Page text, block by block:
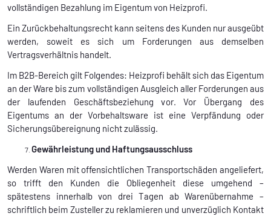
vollständigen Bezahlung im Eigentum von Heizprofi.
Ein Zurückbehaltungsrecht kann seitens des Kunden nur ausgeübt
werden, soweit es sich um Forderungen aus demselben
Vertragsverhältnis handelt.
Im B2B-Bereich gilt Folgendes: Heizprofi behält sich das Eigentum
an der Ware bis zum vollständigen Ausgleich aller Forderungen aus
der laufenden Geschäftsbeziehung vor. Vor Übergang des
Eigentums an der Vorbehaltsware ist eine Verpfändung oder
Sicherungsübereignung nicht zulässig.
Gewährleistung und Haftungsausschluss
Werden Waren mit offensichtlichen Transportschäden angeliefert,
so trifft den Kunden die Obliegenheit diese umgehend –
spätestens innerhalb von drei Tagen ab Warenübernahme –
schriftlich beim Zusteller zu reklamieren und unverzüglich Kontakt